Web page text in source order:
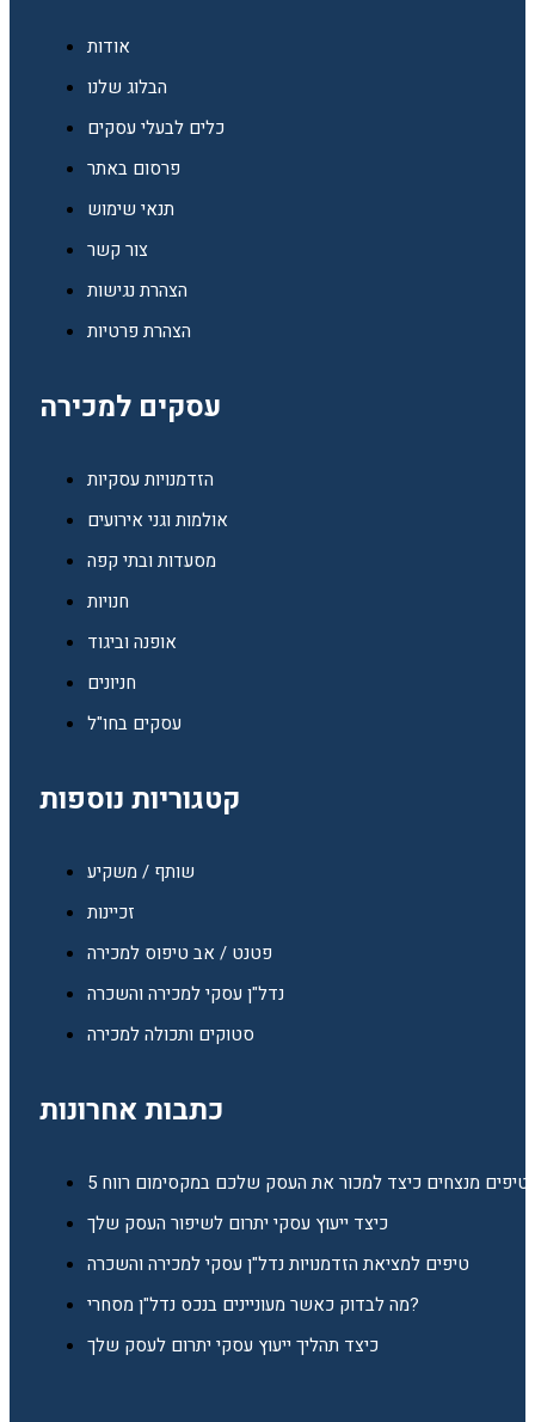
אודות
הבלוג שלנו
כלים לבעלי עסקים
פרסום באתר
תנאי שימוש
צור קשר
הצהרת נגישות
הצהרת פרטיות
עסקים למכירה
הזדמנויות עסקיות
אולמות וגני אירועים
מסעדות ובתי קפה
חנויות
אופנה וביגוד
חניונים
עסקים בחו"ל
קטגוריות נוספות
שותף / משקיע
זכיינות
פטנט / אב טיפוס למכירה
נדל"ן עסקי למכירה והשכרה
סטוקים ותכולה למכירה
כתבות אחרונות
5 טיפים מנצחים כיצד למכור את העסק שלכם במקסימום רווח
כיצד ייעוץ עסקי יתרום לשיפור העסק שלך
טיפים למציאת הזדמנויות נדל"ן עסקי למכירה והשכרה
מה לבדוק כאשר מעוניינים בנכס נדל"ן מסחרי?
כיצד תהליך ייעוץ עסקי יתרום לעסק שלך